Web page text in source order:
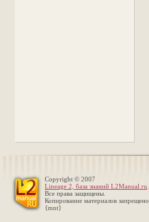
Copyright © 2007
Lineage 2, база знаний L2Manual.ru
Все права защищены.
Копирование материалов запрещено.
{mnt}